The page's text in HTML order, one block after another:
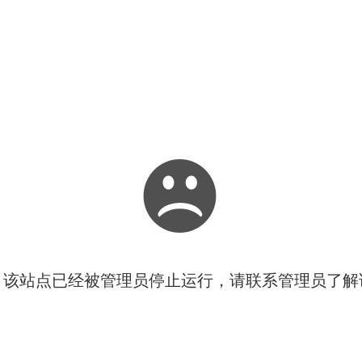
站点已经被管理员停止运行，请联系管理员了